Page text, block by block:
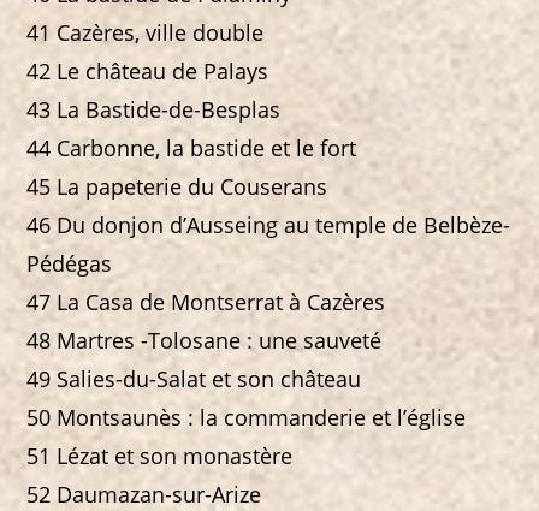
41 Cazères, ville double
42 Le château de Palays
43 La Bastide-de-Besplas
44 Carbonne, la bastide et le fort
45 La papeterie du Couserans
46 Du donjon d’Ausseing au temple de Belbèze-
Pédégas
47 La Casa de Montserrat à Cazères
48 Martres -Tolosane : une sauveté
49 Salies-du-Salat et son château
50 Montsaunès : la commanderie et l’église
51 Lézat et son monastère
52 Daumazan-sur-Arize